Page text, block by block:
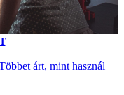
árt, mint használ